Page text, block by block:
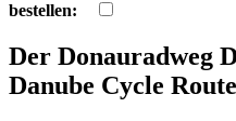
bestellen:
Der Donauradweg
Danube Cycle Route